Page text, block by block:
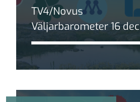
TV4/Novus
Väljarbarometer 16 dec
2014:
Sverigedemokraterna
ökar kraftigt